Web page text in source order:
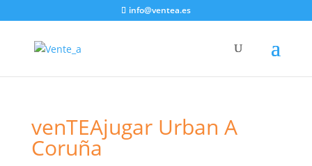
info@ventea.es
venTEAjugar Urban A
Coruña